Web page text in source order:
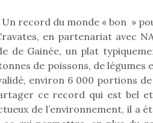
Un record du monde « bon »
en partenariat avec
de Gainée, un plat
de poissons, de légumes
environ 6 000 portions
ce record qui est bel
de l’environnement, il a